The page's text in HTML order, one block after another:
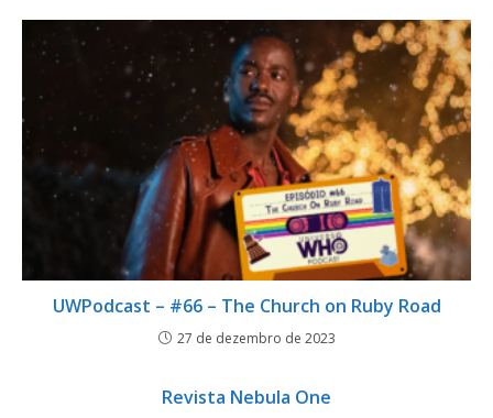
UWPodcast – #66 – The Church on Ruby Road
27 de dezembro de 2023
Revista Nebula One